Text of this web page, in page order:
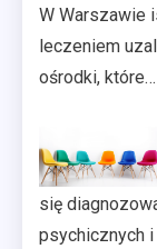
W Warszawie
leczeniem
ośrodki, które…
się
psychicznych i